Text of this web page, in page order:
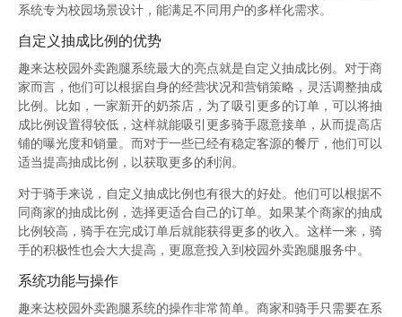
系统专为校园场景设计，能满足不同用户的多样化需求。
自定义抽成比例的优势
趣来达校园外卖跑腿系统最大的亮点就是自定义抽成比例。对于商
家而言，他们可以根据自身的经营状况和营销策略，灵活调整抽成
比例。比如，一家新开的奶茶店，为了吸引更多的订单，可以将抽
成比例设置得较低，这样就能吸引更多骑手愿意接单，从而提高店
铺的曝光度和销量。而对于一些已经有稳定客源的餐厅，他们可以
适当提高抽成比例，以获取更多的利润。
对于骑手来说，自定义抽成比例也有很大的好处。他们可以根据不
同商家的抽成比例，选择更适合自己的订单。如果某个商家的抽成
比例较高，骑手在完成订单后就能获得更多的收入。这样一来，骑
手的积极性也会大大提高，更愿意投入到校园外卖跑腿服务中。
系统功能与操作
趣来达校园外卖跑腿系统的操作非常简单。商家和骑手只需要在系